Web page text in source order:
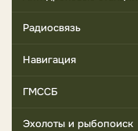
Радиосвязь
Навигация
ГМССБ
Эхолоты и рыбопоиск